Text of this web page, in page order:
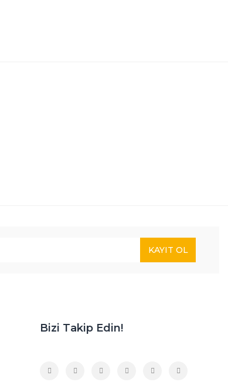
KAYIT OL
Bizi Takip Edin!